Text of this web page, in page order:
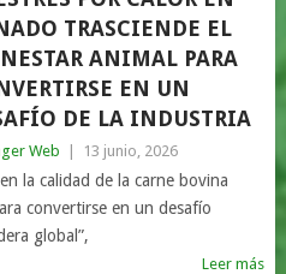
TRASCIENDE EL
ANIMAL PARA
EN UN
DE LA INDUSTRIA
Web 13 junio, 2026
la calidad de la carne bovina
convertirse en un desafío
global”,
Leer más